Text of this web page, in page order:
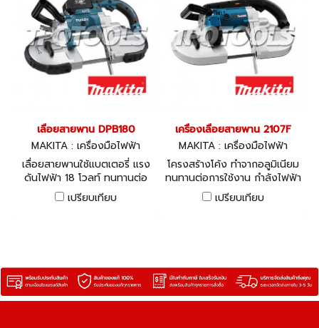
เลื่อยสายพาน DPB180
MAKITA : เครื่องมือไฟฟ้า
เลื่อยสายพานใช้แบตเตอรี่ แรง
ดันไฟฟ้า 18 โวลท์ ทนทานต่อ
การใช้งาน
เปรียบเทียบ
เครื่องเลื่อยสายพาน 2107F
MAKITA : เครื่องมือไฟฟ้า
โครงสร้างโค้ง ทำจากอลูมิเนียม
ทนทานต่อการใช้งาน กำลังไฟฟ้า
ที่ใช้ 710W
เปรียบเทียบ